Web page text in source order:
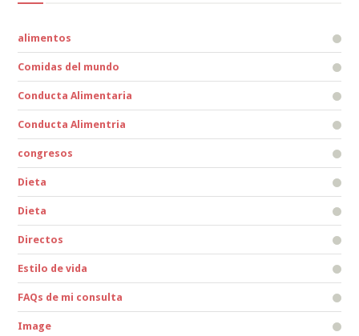
alimentos
Comidas del mundo
Conducta Alimentaria
Conducta Alimentria
congresos
Dieta
Dieta
Directos
Estilo de vida
FAQs de mi consulta
Image